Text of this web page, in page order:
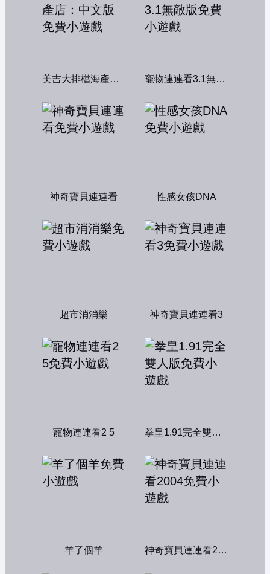
美吉大排檔海產店：中文版 寵物連連看3.1無敵版
神奇寶貝連連看 性感女孩DNA
超市消消樂 神奇寶貝連連看3
寵物連連看2 5 拳皇1.91完全雙人版
羊了個羊 神奇寶貝連連看2004